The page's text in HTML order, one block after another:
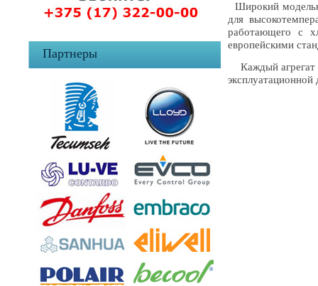
Партнеры
Широкий
для
работающего с
европейскими
Каждый агрегат